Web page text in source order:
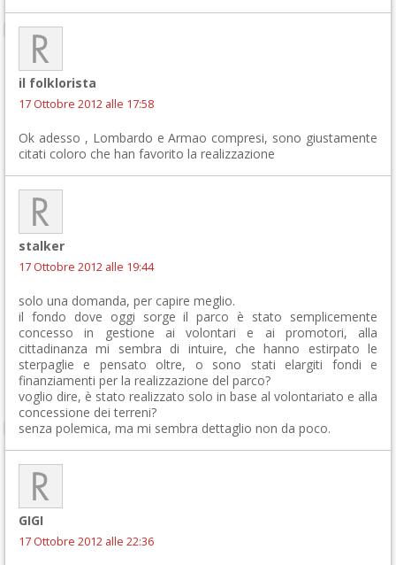
il folklorista
17 Ottobre 2012 alle 17:58
Ok adesso , Lombardo e Armao compresi, sono giustamente
citati coloro che han favorito la realizzazione
stalker
17 Ottobre 2012 alle 19:44
solo una domanda, per capire meglio.
il fondo dove oggi sorge il parco è stato semplicemente
concesso in gestione ai volontari e ai promotori, alla
cittadinanza mi sembra di intuire, che hanno estirpato le
sterpaglie e pensato oltre, o sono stati elargiti fondi e
finanziamenti per la realizzazione del parco?
voglio dire, è stato realizzato solo in base al volontariato e alla
concessione dei terreni?
senza polemica, ma mi sembra dettaglio non da poco.
GIGI
17 Ottobre 2012 alle 22:36